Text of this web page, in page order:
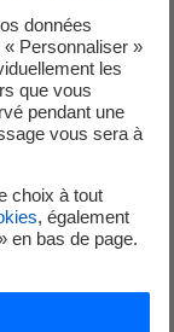
en ligne une
données
Personnaliser »
les
que vous
pendant une
vous sera à
choix à tout
, également
en bas de page.